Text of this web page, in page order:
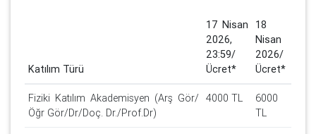
Katılım Türü
17 Nisan
2026,
23:59/
Ücret*
18
Nisan
2026/
Ücret*
Fiziki Katılım Akademisyen (Arş Gör/
Öğr Gör/Dr/Doç. Dr./Prof.Dr)
4000 TL
6000
TL